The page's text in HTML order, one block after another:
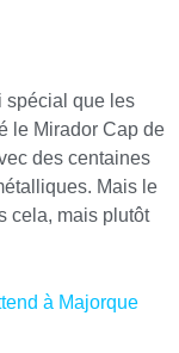
spécial que les
le Mirador Cap de
des centaines
Mais le
cela, mais plutôt
à Majorque